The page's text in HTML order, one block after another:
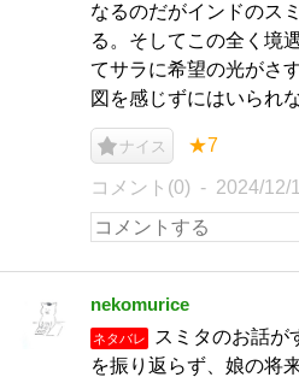
なるのだがインドのス
る。そしてこの全く境
てサラに希望の光がさ
図を感じずにはいられ
ナイス ★7
コメント(0) 2024/12/
nekomurice
ネタバレ
スミタのお話が
を振り返らず、娘の将